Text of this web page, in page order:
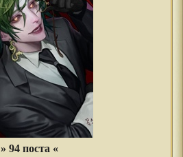
» 94 поста «